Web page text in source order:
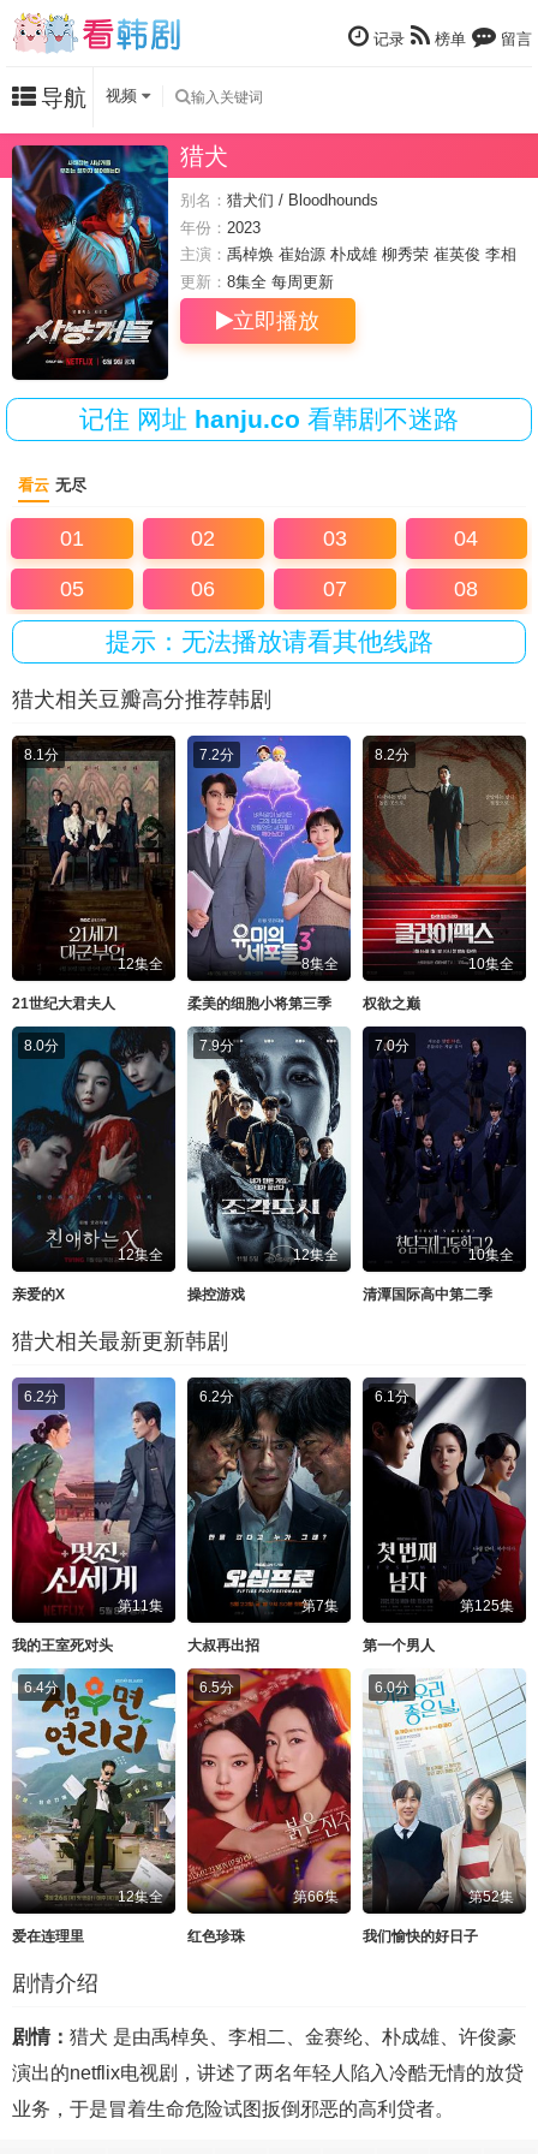
记录 榜单 留言
导航 视频
猎犬
别名： 猎犬们 / Bloodhounds
年份： 2023
主演： 禹棹焕 崔始源 朴成雄 柳秀荣 崔英俊 李相
二 许峻豪 郑多恩
更新： 8集全 每周更新
立即播放
记住 网址 hanju.co 看韩剧不迷路
看云 无尽
01 02 03 04
05 06 07 08
提示：无法播放请看其他线路
猎犬相关豆瓣高分推荐韩剧
8.1分
12集全
21世纪大君夫人
7.2分
8集全
柔美的细胞小将第三季
8.2分
10集全
权欲之巅
8.0分
12集全
亲爱的X
7.9分
12集全
操控游戏
7.0分
10集全
清潭国际高中第二季
猎犬相关最新更新韩剧
6.2分
第11集
我的王室死对头
6.2分
第7集
大叔再出招
6.1分
第125集
第一个男人
6.4分
12集全
爱在连理里
6.5分
第66集
红色珍珠
6.0分
第52集
我们愉快的好日子
剧情介绍
剧情： 猎犬 是由禹棹奂、李相二、金赛纶、朴成雄、许俊豪
演出的netflix电视剧，讲述了两名年轻人陷入冷酷无情的放贷
业务，于是冒着生命危险试图扳倒邪恶的高利贷者。